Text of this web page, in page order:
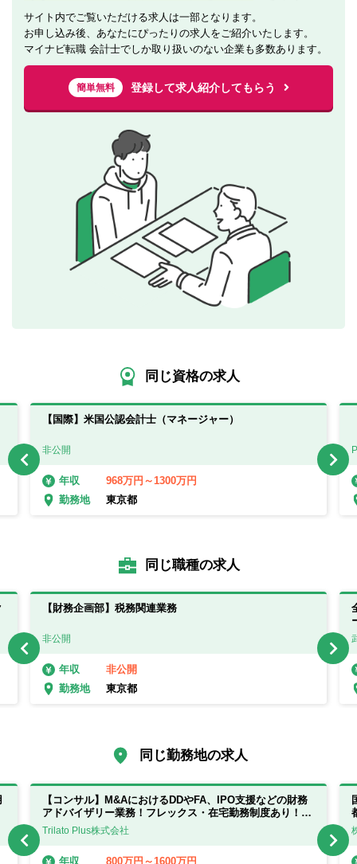
サイト内でご覧いただける求人は一部となります。
お申し込み後、あなたにぴったりの求人をご紹介いたします。
マイナビ転職 会計士でしか取り扱いのない企業も多数あります。
簡単無料 登録して求人紹介してもらう
同じ資格の求人
【国際】米国公認会計士（マネージャー）
非公開
年収
968万円～1300万円
勤務地
東京都
同じ職種の求人
【財務企画部】税務関連業務
非公開
年収
非公開
勤務地
東京都
同じ勤務地の求人
【コンサル】M&AにおけるDDやFA、IPO支援などの財務
アドバイザリー業務！フレックス・在宅勤務制度あり！
【東京都】
Trilato Plus株式会社
年収 800万円～1600万円